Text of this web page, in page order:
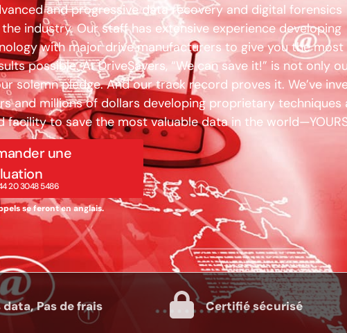
and progressive data recovery and digital forensics
industry. Our staff has extensive experience developing
with major drive manufacturers to give you the most
possible. At DriveSavers, “We can save it!” is not only
solemn pledge. And our track record proves it. We’ve
and millions of dollars developing proprietary techniques
facility to save the most valuable data in the
une
20 3048 5486
se feront en anglais.
data, Pas de frais Certifié sécurisé